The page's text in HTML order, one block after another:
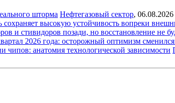
шторма Нефтегазовый сектор, 06.08.2026
сохраняет высокую устойчивость вопреки
и стивидоров позади, но восстановление не
2026 года: осторожный оптимизм
анатомия технологической зависимости